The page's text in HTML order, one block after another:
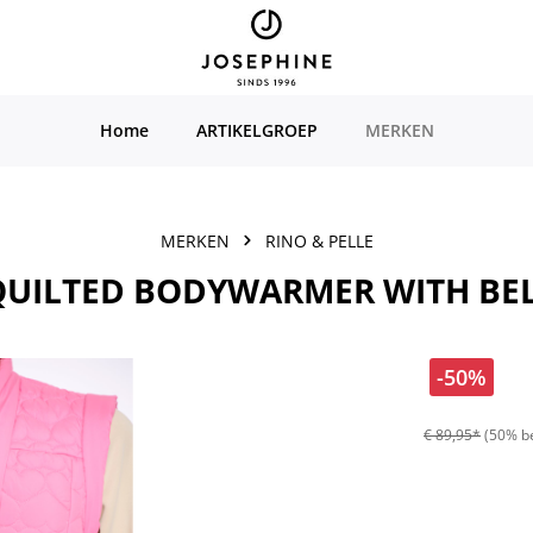
Home ARTIKELGROEP MERKEN
MERKEN RINO & PELLE
BODYWARMER WITH
-50%
€ 89,95*(50%